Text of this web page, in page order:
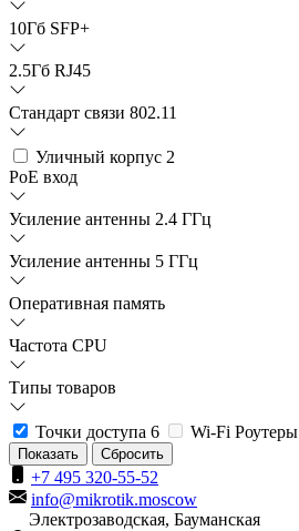
10Гб SFP+
2.5Гб RJ45
Стандарт связи 802.11
Уличный корпус 2
PoE вход
Усиление антенны 2.4 ГГц
Усиление антенны 5 ГГц
Оперативная память
Частота CPU
Типы товаров
Точки доступа 6 Wi-Fi Роутеры
Сбросить
+7 495 320-55-52
info@mikrotik.moscow
Электрозаводская, Бауманская